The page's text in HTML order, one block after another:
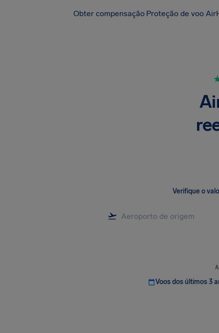
Obter compensação Proteção de voo
Verifique o
Voos dos últimos 3